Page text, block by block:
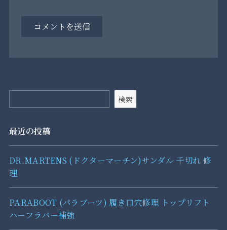
検索
最近の投稿
DR.MARTENS (ドクターマーチン)サンダル 千切れ 修
理
PARABOOT (パラブーツ) 履き口穴修理 トップリフト
ハーフラバー補強